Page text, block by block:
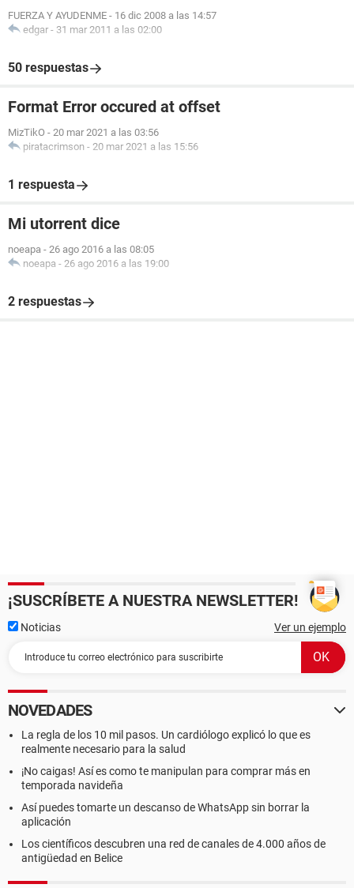
FUERZA Y AYUDENME - 16 dic 2008 a las 14:57
edgar - 31 mar 2011 a las 02:00
50 respuestas
Format Error occured at offset
MizTikO - 20 mar 2021 a las 03:56
piratacrimson - 20 mar 2021 a las 15:56
1 respuesta
Mi utorrent dice
noeapa - 26 ago 2016 a las 08:05
noeapa - 26 ago 2016 a las 19:00
2 respuestas
¡SUSCRÍBETE A NUESTRA NEWSLETTER!
Noticias Ver un ejemplo
NOVEDADES
La regla de los 10 mil pasos. Un cardiólogo explicó lo que es
realmente necesario para la salud
¡No caigas! Así es como te manipulan para comprar más en
temporada navideña
Así puedes tomarte un descanso de WhatsApp sin borrar la
aplicación
Los científicos descubren una red de canales de 4.000 años de
antigüedad en Belice